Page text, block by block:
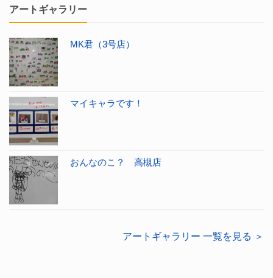
アートギャラリー
MK君（3号店）
マイキャラです！
おんなのこ？ 高槻店
アートギャラリー 一覧を見る ＞